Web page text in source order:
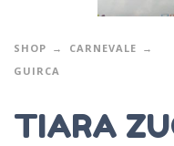
SHOP
CARNEVALE
GUIRCA
TIARA